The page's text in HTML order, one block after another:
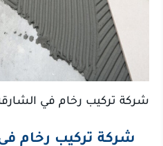
شركة تركيب رخام في
شركة تركيب رخام